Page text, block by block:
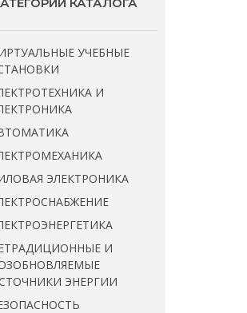
УЧЕБНЫЕ
И
ЭЛЕКТРОНИКА
И
ЭНЕРГИИ